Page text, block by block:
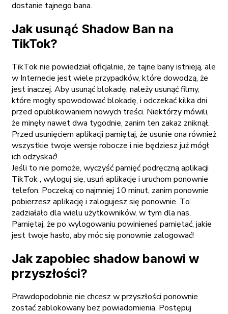
dostanie tajnego bana.
Jak usunąć Shadow Ban na
TikTok?
TikTok nie powiedział oficjalnie, że tajne bany istnieją, ale
w Internecie jest wiele przypadków, które dowodzą, że
jest inaczej. Aby usunąć blokadę, należy usunąć filmy,
które mogły spowodować blokadę, i odczekać kilka dni
przed opublikowaniem nowych treści. Niektórzy mówili,
że minęły nawet dwa tygodnie, zanim ten zakaz zniknął.
Przed usunięciem aplikacji pamiętaj, że usunie ona również
wszystkie twoje wersje robocze i nie będziesz już mógł
ich odzyskać!
Jeśli to nie pomoże, wyczyść pamięć podręczną aplikacji
TikTok , wyloguj się, usuń aplikację i uruchom ponownie
telefon. Poczekaj co najmniej 10 minut, zanim ponownie
pobierzesz aplikację i zalogujesz się ponownie. To
zadziałało dla wielu użytkowników, w tym dla nas.
Pamiętaj, że po wylogowaniu powinieneś pamiętać, jakie
jest twoje hasło, aby móc się ponownie zalogować!
Jak zapobiec shadow banowi w
przyszłości?
Prawdopodobnie nie chcesz w przyszłości ponownie
zostać zablokowany bez powiadomienia. Postępuj